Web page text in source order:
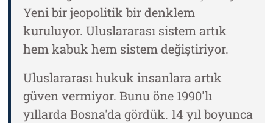
Yeni bir jeopolitik bir denklem
kuruluyor. Uluslararası sistem artık
hem kabuk hem sistem değiştiriyor.
Uluslararası hukuk insanlara artık
güven vermiyor. Bunu öne 1990'lı
yıllarda Bosna'da gördük. 14 yıl boyunca